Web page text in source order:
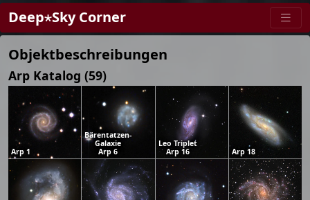
Deep⋆Sky Corner
Objektbeschreibungen
Arp Katalog (59)
Arp 1
Bärentatzen-
Galaxie
Arp 6
Leo Triplet
Arp 16
Arp 18